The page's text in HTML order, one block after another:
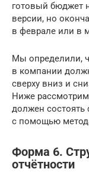
готовый бюджет
версии, но
в феврале или в
Мы определили,
в компании
сверху вниз и
Ниже
должен состоять
с помощью
Форма 6.
отчётности